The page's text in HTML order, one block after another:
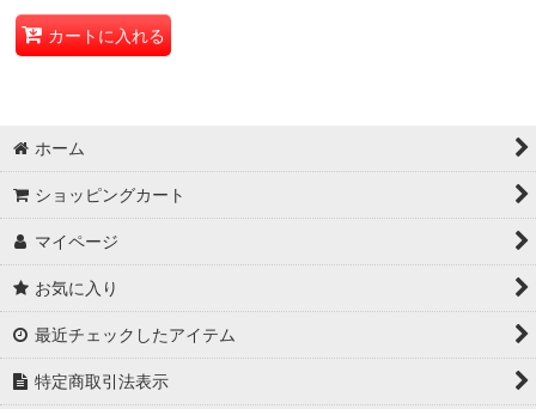
カートに入れる
ホーム
ショッピングカート
マイページ
お気に入り
最近チェックしたアイテム
特定商取引法表示